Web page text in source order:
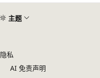
主题
隐私
AI 免责声明